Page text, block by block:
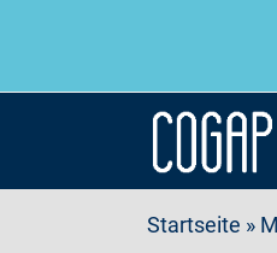
Startseite »